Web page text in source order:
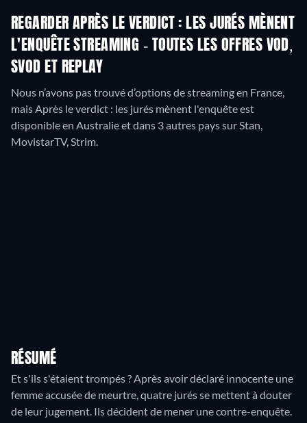
REGARDER APRÈS LE VERDICT : LES JURÉS MÈNENT
L'ENQUÊTE STREAMING - TOUTES LES OFFRES VOD,
SVOD ET REPLAY
Nous n’avons pas trouvé d’options de streaming en France,
mais Après le verdict : les jurés mènent l'enquête est
disponible en Australie et dans 3 autres pays sur Stan,
MovistarTV, Strim.
RÉSUMÉ
Et s'ils s'étaient trompés ? Après avoir déclaré innocente une
femme accusée de meurtre, quatre jurés se mettent à douter
de leur jugement. Ils décident de mener une contre-enquête.